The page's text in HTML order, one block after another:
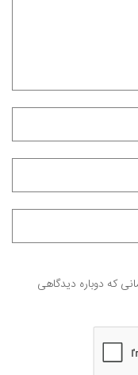
که دوباره دیدگاهی